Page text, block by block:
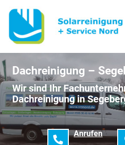
Dachreinigung –
Wir sind Ihr
Dachreinigung in
Anrufen